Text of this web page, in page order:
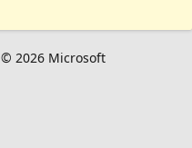
© 2026 Microsoft